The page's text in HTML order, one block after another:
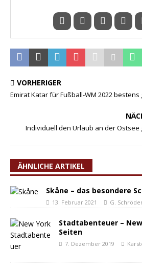
VORHERIGER
Emirat Katar für Fußball-WM 2022
Individuell den Urlaub an der Ostsee
ÄHNLICHE ARTIKEL
Skåne – das besondere
13. Februar 2021 G.
Stadtabenteuer –
Seiten
7. Dezember 2019